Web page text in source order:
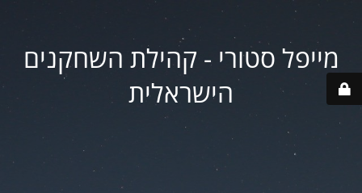
מייפל סטורי - קהילת השחקנים
הישראלית